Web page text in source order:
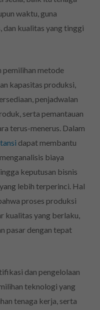
waktu, guna
dan kualitas yang tinggi
pemilihan metode
kapasitas produksi,
penjadwalan
serta pemantauan
terus-menerus. Dalam
dapat membantu
biaya
keputusan bisnis
lebih terperinci. Hal
proses produksi
kualitas yang berlaku,
pasar dengan tepat
dan pengelolaan
teknologi yang
tenaga kerja, serta